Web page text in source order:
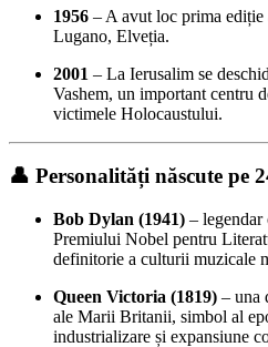
1956 – A avut loc prima ediție
Lugano, Elveția.
2001 – La Ierusalim se
Vashem, un important centru
victimele Holocaustului.
👤 Personalități născute pe
Bob Dylan (1941) – legendar
Premiului Nobel pentru
definitorie a culturii muzicale
Queen Victoria (1819) – una
ale Marii Britanii, simbol al
industrializare și expansiune